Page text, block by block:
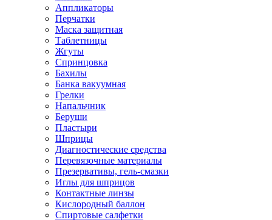
Аппликаторы
Перчатки
Маска защитная
Таблетницы
Жгуты
Спринцовка
Бахилы
Банка вакуумная
Грелки
Напальчник
Беруши
Пластыри
Шприцы
Диагностические средства
Перевязочные материалы
Презервативы, гель-смазки
Иглы для шприцов
Контактные линзы
Кислородный баллон
Спиртовые салфетки